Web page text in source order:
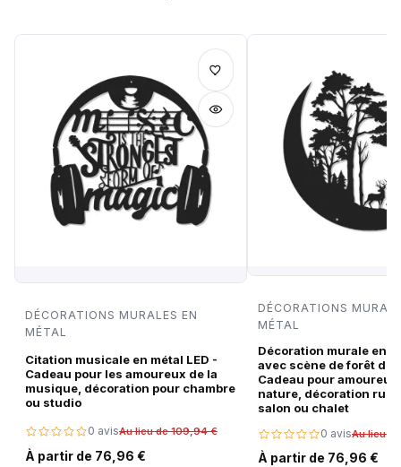
DÉCORATIONS MURALES EN
MÉTAL
Citation musicale en métal LED -
Cadeau pour les amoureux de la
musique, décoration pour chambre
ou studio
0 avisAu lieu de 109,94 €
À partir de 76,96 €
DÉCORATIONS
MÉTAL
Décoration murale en
avec scène de forêt de
Cadeau pour amoureux
nature, décoration
salon ou chalet
0 avisAu lieu
À partir de 76,96 €